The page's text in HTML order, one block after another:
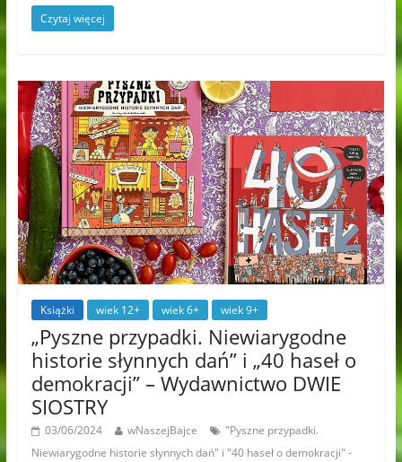
Czytaj więcej
Książki wiek 12+ wiek 6+ wiek 9+
„Pyszne przypadki. Niewiarygodne
historie słynnych dań” i „40 haseł o
demokracji” – Wydawnictwo DWIE
SIOSTRY
03/06/2024 wNaszejBajce
"Pyszne przypadki.
Niewiarygodne historie słynnych dań" i "40 haseł o demokracji" -